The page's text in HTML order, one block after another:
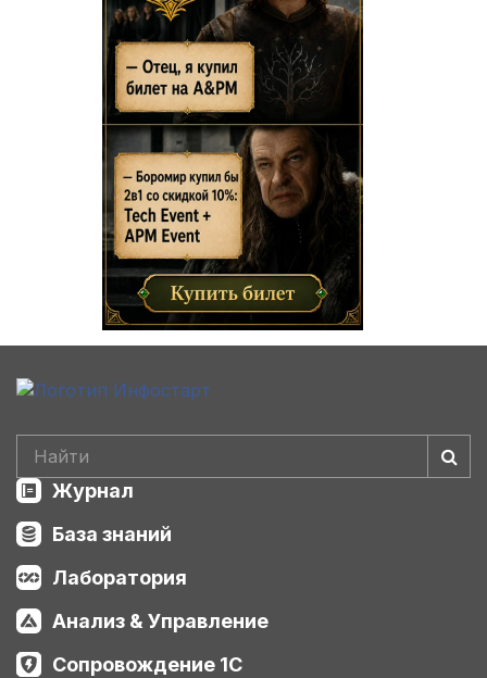
Журнал
База знаний
Лаборатория
Анализ & Управление
Сопровождение 1С